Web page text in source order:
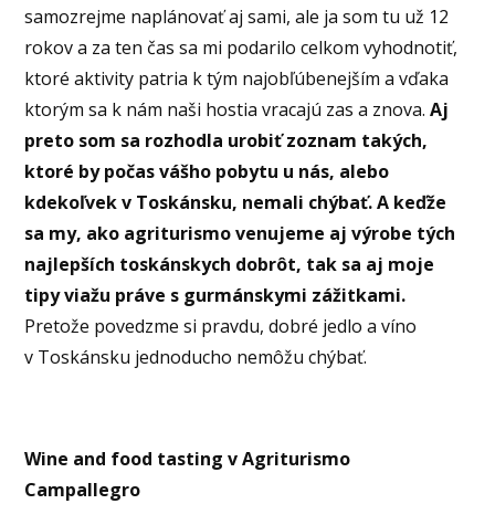
samozrejme naplánovať aj sami, ale ja som tu už 12
rokov a za ten čas sa mi podarilo celkom vyhodnotiť,
ktoré aktivity patria k tým najobľúbenejším a vďaka
ktorým sa k nám naši hostia vracajú zas a znova.Aj
preto som sa rozhodla urobiť zoznam takých,
ktoré by počas vášho pobytu u nás, alebo
kdekoľvek v Toskánsku, nemali chýbať. A keďže
sa my, ako agriturismo venujeme aj výrobe tých
najlepších toskánskych dobrôt, tak sa aj moje
tipy viažu práve s gurmánskymi zážitkami.
Pretože povedzme si pravdu, dobré jedlo a víno
v Toskánsku jednoducho nemôžu chýbať.
Wine and food tasting v Agriturismo
Campallegro